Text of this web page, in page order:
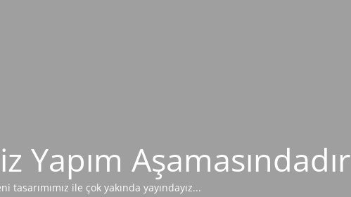
Yapım Aşamasındadır
tasarımımız ile çok yakında yayındayız...